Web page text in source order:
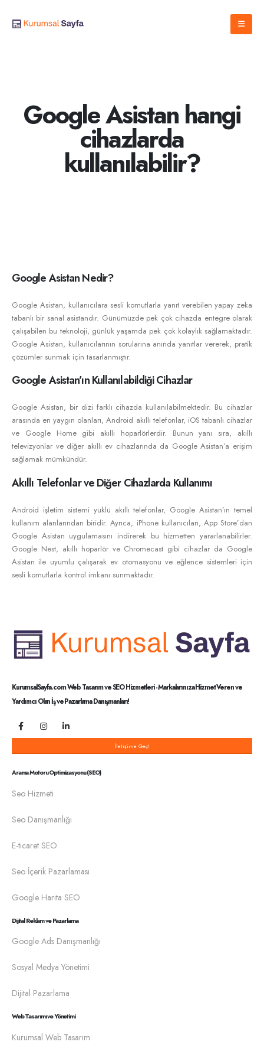
Google Asistan hangi
cihazlarda
kullanılabilir?
Google Asistan Nedir?
Google Asistan, kullanıcılara sesli komutlarla yanıt verebilen yapay zeka
tabanlı bir sanal asistandır. Günümüzde pek çok cihazda entegre olarak
çalışabilen bu teknoloji, günlük yaşamda pek çok kolaylık sağlamaktadır.
Google Asistan, kullanıcılarının sorularına anında yanıtlar vererek, pratik
çözümler sunmak için tasarlanmıştır.
Google Asistan’ın Kullanılabildiği Cihazlar
Google Asistan, bir dizi farklı cihazda kullanılabilmektedir. Bu cihazlar
arasında en yaygın olanları, Android akıllı telefonlar, iOS tabanlı cihazlar
ve Google Home gibi akıllı hoparlörlerdir. Bunun yanı sıra, akıllı
televizyonlar ve diğer akıllı ev cihazlarında da Google Asistan’a erişim
sağlamak mümkündür.
Akıllı Telefonlar ve Diğer Cihazlarda Kullanımı
Android işletim sistemi yüklü akıllı telefonlar, Google Asistan’ın temel
kullanım alanlarından biridir. Ayrıca, iPhone kullanıcıları, App Store’dan
Google Asistan uygulamasını indirerek bu hizmetten yararlanabilirler.
Google Nest, akıllı hoparlör ve Chromecast gibi cihazlar da Google
Asistan ile uyumlu çalışarak ev otomasyonu ve eğlence sistemleri için
sesli komutlarla kontrol imkanı sunmaktadır.
KurumsalSayfa.com Web Tasarım ve SEO Hizmetleri - Markalarınıza Hizmet Veren ve
Yardımcı Olan İş ve Pazarlama Danışmanları!
İletişime Geç!
Arama Motoru Optimizasyonu (SEO)
Seo Hizmeti
Seo Danışmanlığı
E-ticaret SEO
Seo İçerik Pazarlaması
Google Harita SEO
Dijital Reklam ve Pazarlama
Google Ads Danışmanlığı
Sosyal Medya Yönetimi
Dijital Pazarlama
Web Tasarımı ve Yönetimi
Kurumsal Web Tasarım